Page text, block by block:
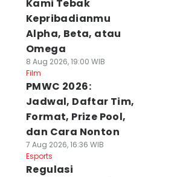
Kami Tebak
Kepribadianmu
Alpha, Beta, atau
Omega
8 Aug 2026, 19:00 WIB
Film
PMWC 2026:
Jadwal, Daftar Tim,
Format, Prize Pool,
dan Cara Nonton
7 Aug 2026, 16:36 WIB
Esports
Regulasi